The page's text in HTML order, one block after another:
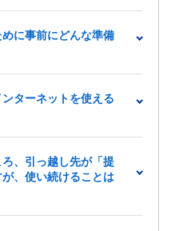
に事前にどんな準備
ターネットを使える
、引っ越し先が「提
、使い続けることは